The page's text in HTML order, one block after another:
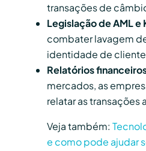
transações de
Legislação de AML e
combater lavagem
identidade de
Relatórios
mercados, as
relatar as transações
Veja também:
e como pode ajudar